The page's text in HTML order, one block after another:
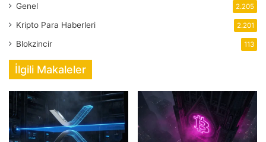
Genel 2.205
Kripto Para Haberleri 2.201
Blokzincir 113
İlgili Makaleler